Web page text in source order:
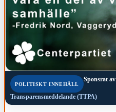
POLITISKT INNEHÅLL
Sponsrat av
Transparensmeddelande (TTPA)